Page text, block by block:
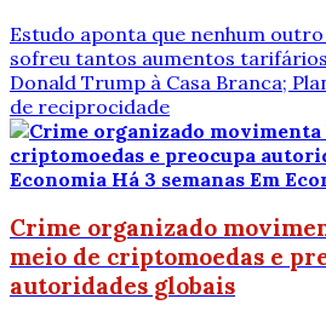
Estudo aponta que nenhum
sofreu tantos aumentos
Donald Trump à Casa Branca;
de reciprocidade
Economia Há 3 semanas Em
Crime organizado
meio de criptomoedas e
autoridades globais